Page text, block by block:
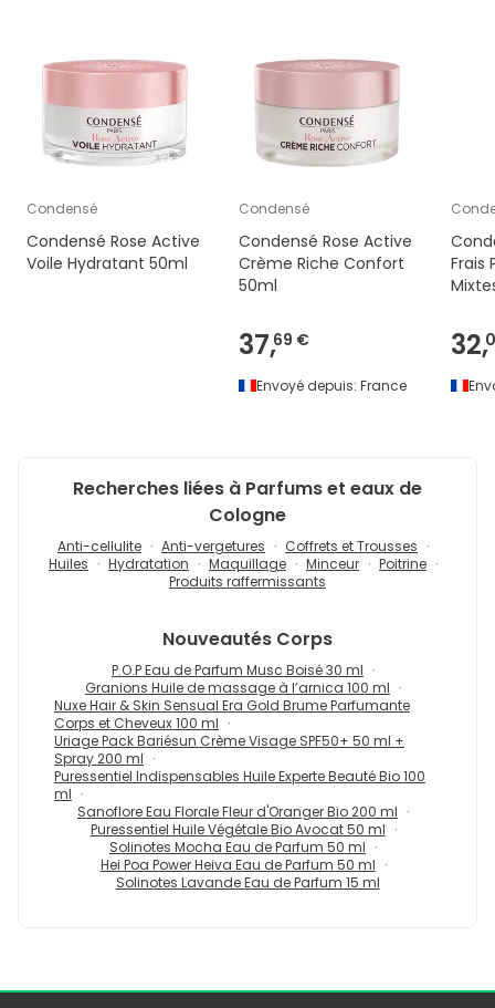
Condensé
Condensé Rose Active
Voile Hydratant 50ml
Condensé
Condensé Rose Active
Crème Riche Confort
50ml
37,69 €
Envoyé depuis: France
Frais
32,
Recherches liées à Parfums et eaux de
Cologne
Anti-cellulite Anti-vergetures
Coffrets et Trousses
Huiles
Hydratation Maquillage Minceur
Poitrine
Produits raffermissants
Nouveautés Corps
P.O.P Eau de Parfum Musc Boisé 30 ml
Granions Huile de massage à l’arnica 100 ml
Nuxe Hair & Skin Sensual Era Gold Brume Parfumante
Corps et Cheveux 100 ml
Uriage Pack Bariésun Crème Visage SPF50+ 50 ml +
Spray 200 ml
Puressentiel Indispensables Huile Experte Beauté Bio 100
ml
Sanoflore Eau Florale Fleur d'Oranger Bio 200 ml
Puressentiel Huile Végétale Bio Avocat 50 ml
Solinotes Mocha Eau de Parfum 50 ml
Hei Poa Power Heiva Eau de Parfum 50 ml
Solinotes Lavande Eau de Parfum 15 ml